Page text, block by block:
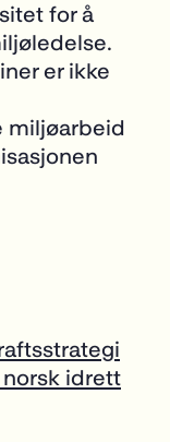
for å
er ikke
miljøarbeid
norsk idrett